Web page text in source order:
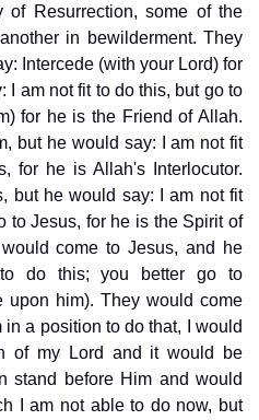
Resurrection, some of the
in bewilderment. They
Intercede (with your Lord) for
I am not fit to do this, but go to
for he is the Friend of Allah.
but he would say: I am not fit
for he is Allah's Interlocutor.
but he would say: I am not fit
to Jesus, for he is the Spirit of
come to Jesus, and he
do this; you better go to
upon him). They would come
a position to do that, I would
of my Lord and it would be
stand before Him and would
I am not able to do now, but